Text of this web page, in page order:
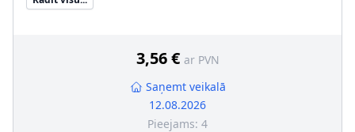
3,56 € ar PVN
Saņemt veikalā
12.08.2026
Pieejams: 4